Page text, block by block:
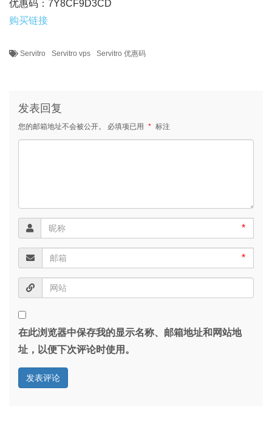
优惠码：7Y8CF9D3CD
购买链接
Servitro Servitro vps Servitro 优惠码
发表回复
您的邮箱地址不会被公开。 必填项已用 * 标注
*
*
在此浏览器中保存我的显示名称、邮箱地址和网站地
址，以便下次评论时使用。